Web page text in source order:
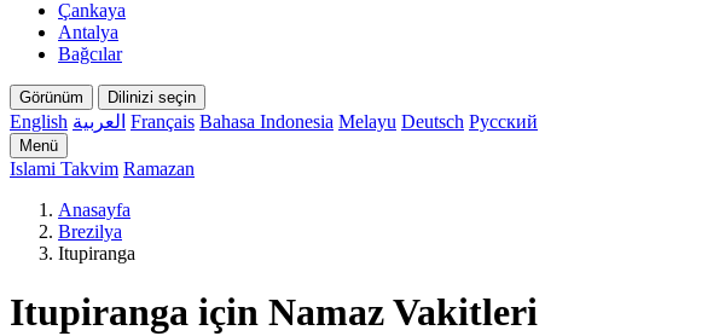
Çankaya
Antalya
Bağcılar
Görünüm Dilinizi seçin
English العربية Français Bahasa Indonesia Melayu Deutsch Русский
Menü
Islami Takvim Ramazan
Anasayfa
Brezilya
Itupiranga
Itupiranga için Namaz Vakitleri